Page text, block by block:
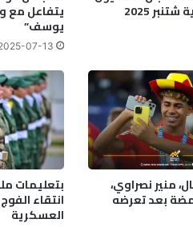
2025 يتفاعل مع
يوسف”
07-13
منير نصراوي،
بعد تعرضه
بتعليمات
انتقاء
العسكرية